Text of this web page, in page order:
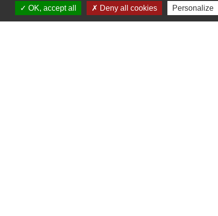
Commune de Barjouville
1, rue Jean Moulin
OK, accept all
Deny all cookies Personalize